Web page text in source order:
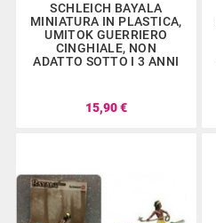
SCHLEICH BAYALA
MINIATURA IN PLASTICA,
UMITOK GUERRIERO
CINGHIALE, NON
ADATTO SOTTO I 3 ANNI
15,90 €